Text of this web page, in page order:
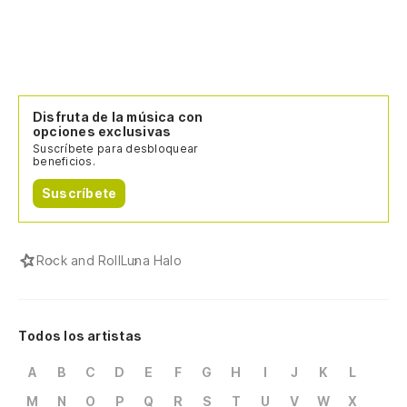
Disfruta de la música con
opciones exclusivas
Suscríbete para desbloquear
beneficios.
Suscríbete
Rock and RollLuna Halo
Todos los artistas
A B C D E F G H I J K
L
M
N O P Q R S T U V W X